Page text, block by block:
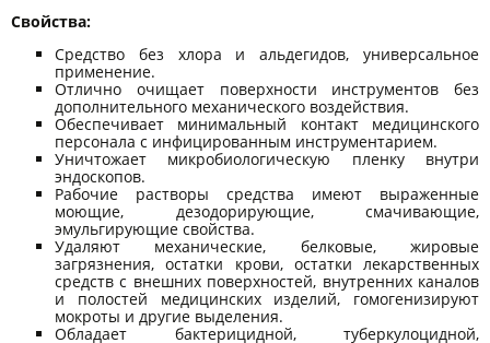
Свойства:
Средство без хлора и альдегидов, универсальное
применение.
Отлично очищает поверхности инструментов без
дополнительного механического воздействия.
Обеспечивает минимальный контакт медицинского
персонала с инфицированным инструментарием.
Уничтожает микробиологическую пленку внутри
эндоскопов.
Рабочие растворы средства имеют выраженные
моющие, дезодорирующие, смачивающие,
эмульгирующие свойства.
Удаляют механические, белковые, жировые
загрязнения, остатки крови, остатки лекарственных
средств с внешних поверхностей, внутренних каналов
и полостей медицинских изделий, гомогенизируют
мокроты и другие выделения.
Обладает бактерицидной, туберкулоцидной,